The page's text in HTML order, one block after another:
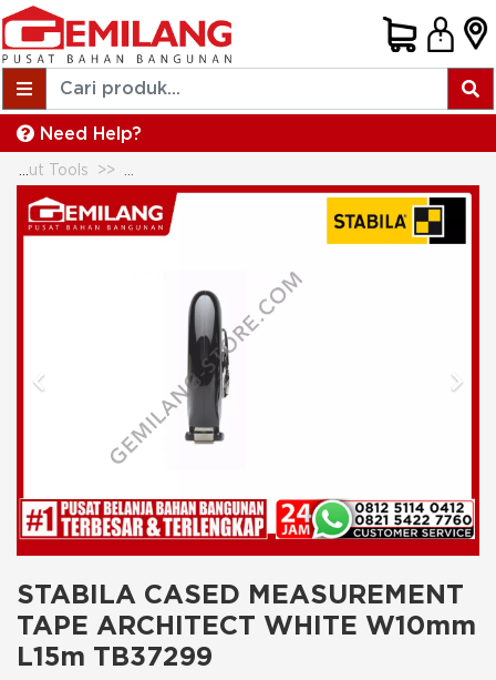
Need Help?
Previous Next
STABILA CASED MEASUREMENT
TAPE ARCHITECT WHITE W10mm
L15m TB37299